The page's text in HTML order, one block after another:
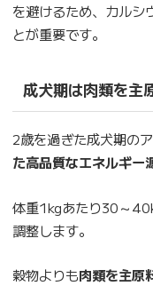
を避けるため、カルシ
とが重要です。
成犬期は肉類を主
2歳を過ぎた成犬期の
た高品質なエネルギー
体重1kgあたり30～
調整します。
穀物よりも肉類を主原